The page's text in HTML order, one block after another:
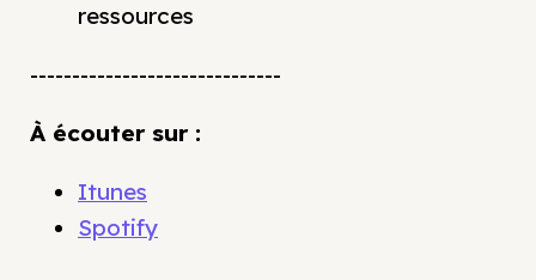
ressources
------------------------------
À écouter sur :
Itunes
Spotify